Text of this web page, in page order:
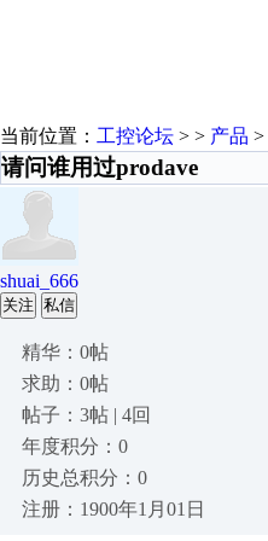
当前位置： 工控论坛 > > 产品 >
请问谁用过prodave
shuai_666
关注 私信
精华：0帖
求助：0帖
帖子：3帖 | 4回
年度积分：0
历史总积分：0
注册：1900年1月01日